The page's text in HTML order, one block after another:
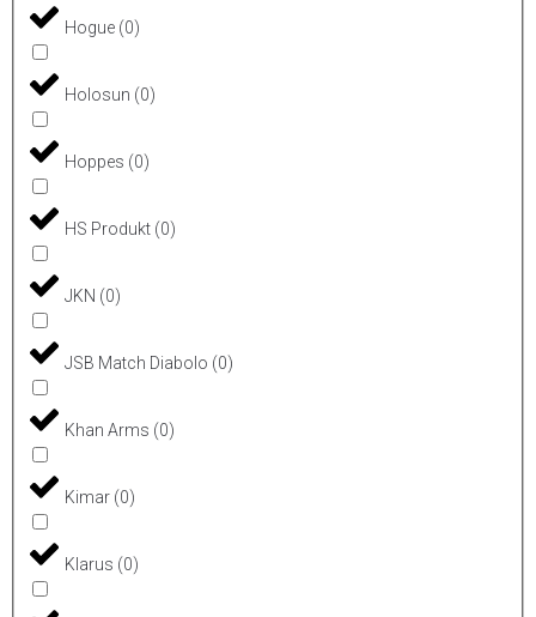
Hogue (0)
Holosun (0)
Hoppes (0)
HS Produkt (0)
JKN (0)
JSB Match Diabolo (0)
Khan Arms (0)
Kimar (0)
Klarus (0)